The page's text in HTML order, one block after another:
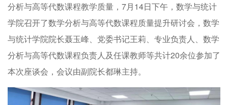
分析与高等代数课程教学质量，7月14日下午，数学与统计
学院召开了数学分析与高等代数课程质量提升研讨会，数学
与统计学院院长聂玉峰、党委书记王莉、专业负责人、数学
分析与高等代数课程负责人及任课教师等共计20余位参加了
本次座谈会，会议由副院长都琳主持。